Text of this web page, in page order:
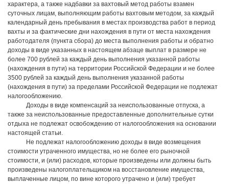
характера, а также надбавки за вахтовый метод работы взамен
суточных лицам, выполняющим работы вахтовым методом, за каждый
календарный день пребывания в местах производства работ в период
вахты и за фактические дни нахождения в пути от места нахождения
работодателя (пункта сбора) до места выполнения работы и обратно
доходы в виде указанных в настоящем абзаце выплат в размере не
более 700 рублей за каждый день выполнения указанной работы
(нахождения в пути) на территории Российской Федерации и не более
3500 рублей за каждый день выполнения указанной работы
(нахождения в пути) за пределами Российской Федерации не подлежат
налогообложению.
Доходы в виде компенсаций за неиспользованные отпуска, а
также за неиспользованные предоставленные дополнительные сутки
отдыха не подлежат освобождению от налогообложения на основании
настоящей статьи.
Не подлежат налогообложению доходы в виде возмещения
стоимости утраченного имущества, но не более его рыночной
стоимости, и (или) расходов, которые произведены или должны быть
произведены налогоплательщиком на восстановление имущества,
выплаченные лицом, по вине которого утрачено и (или) требует